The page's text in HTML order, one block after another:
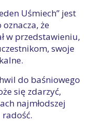
Uśmiech” jest
że
w przedstawieniu,
swoje
do baśniowego
się zdarzyć,
najmłodszej